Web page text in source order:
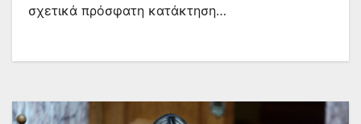
σχετικά πρόσφατη κατάκτηση…